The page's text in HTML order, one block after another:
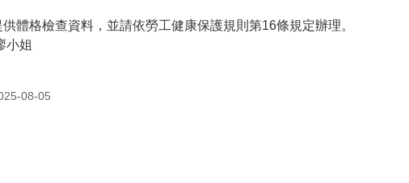
體格檢查資料，並請依勞工健康保護規則第16條規定辦理。
小姐
08-05